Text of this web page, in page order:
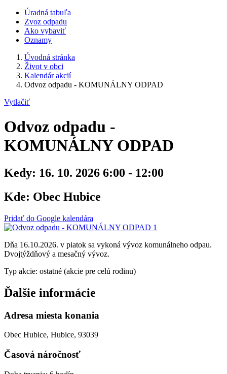
Úradná tabuľa
Zvoz odpadu
Ako vybaviť
Oznamy
Úvodná stránka
Život v obci
Kalendár akcií
Odvoz odpadu - KOMUNÁLNY ODPAD
Vytlačiť
Odvoz odpadu -
KOMUNÁLNY ODPAD
Kedy: 16. 10. 2026 6:00 - 12:00
Kde: Obec Hubice
Pridať do Google kalendára
Dňa 16.10.2026. v piatok sa vykoná vývoz komunálneho odpau.
Dvojtýždňový a mesačný vývoz.
Typ akcie: ostatné (akcie pre celú rodinu)
Ďalšie informácie
Adresa miesta konania
Obec Hubice, Hubice, 93039
Časová náročnosť